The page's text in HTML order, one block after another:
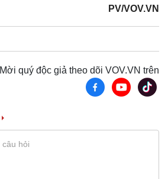
PV/VOV.VN
Mời quý độc giả theo dõi VOV.VN trên